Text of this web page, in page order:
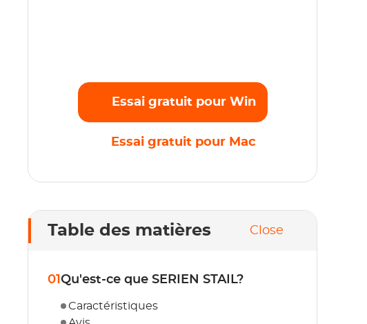
Essai gratuit pour Win
Essai gratuit pour Mac
Table des matières Close
01 Qu'est-ce que SERIEN STAIL?
Caractéristiques